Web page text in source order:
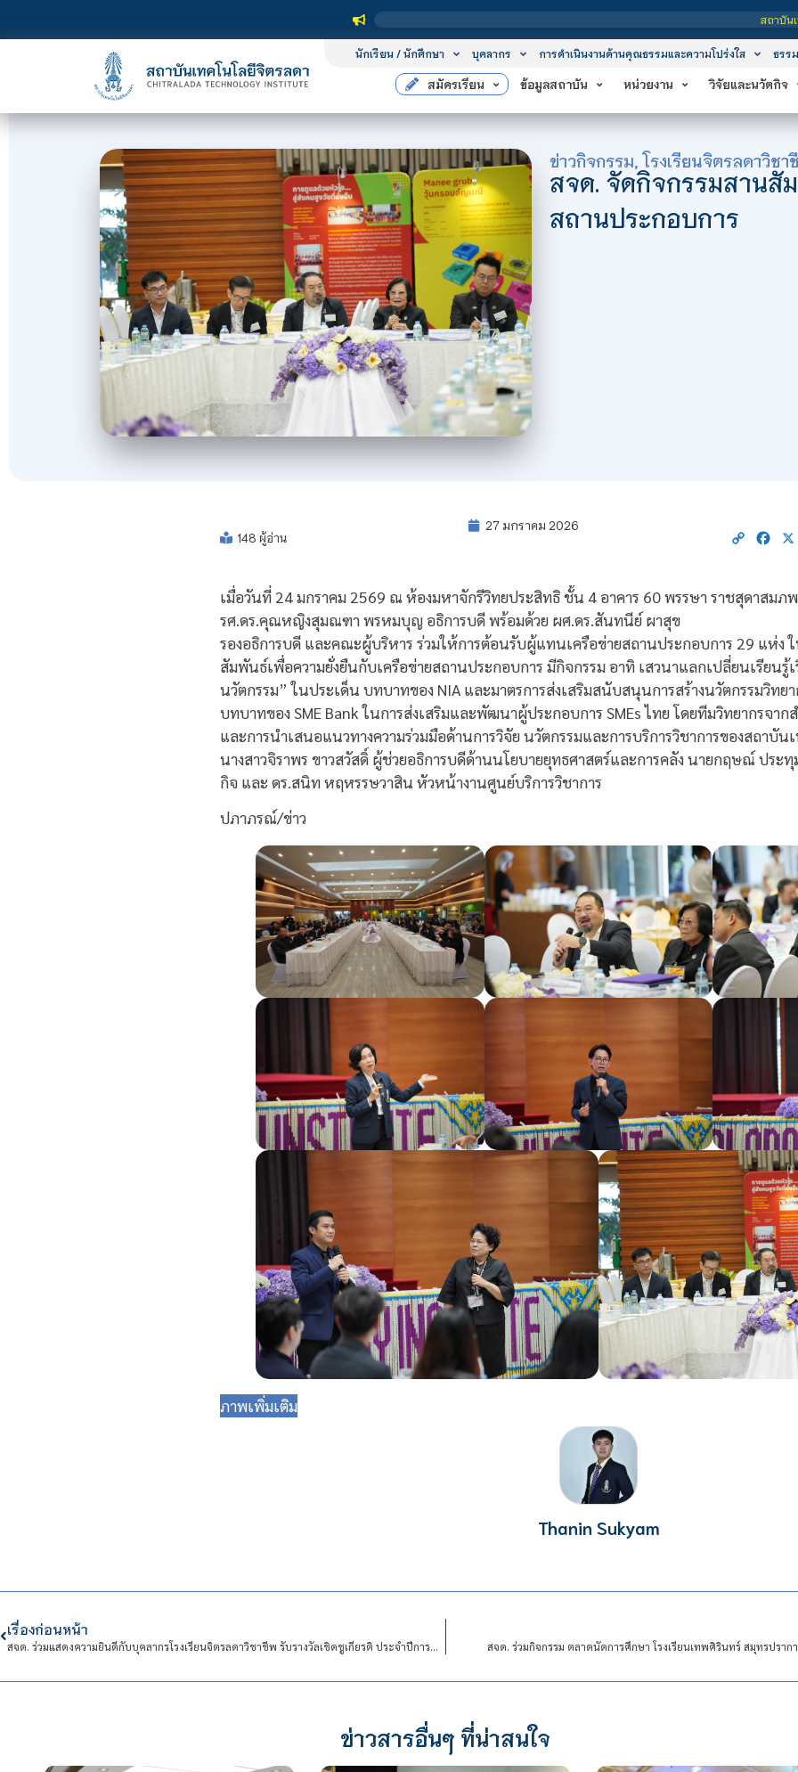
สถาบันเทคโนโลยีจิตรลดา
นักเรียน / นักศึกษา บุคลากร การดำเนินงานด้านคุณธรรมและความโปร่งใส ธรร
สมัครเรียน ข้อมูลสถาบัน หน่วยงาน วิจัยและนวัตกิจ
ข่าวกิจกรรม,โรงเรียนจิตรลดาวิชา
สจด. จัดกิจกรรมสานสั
สถานประกอบการ
148 ผู้อ่าน
27 มกราคม 2026
Copy
เมื่อวันที่ 24 มกราคม 2569 ณ ห้องมหาจักรีวิทยประสิทธิ ชั้น 4 อาคาร 60 พรรษา ราชสุดาสมภ
รศ.ดร.คุณหญิงสุมณฑา พรหมบุญ อธิการบดี พร้อมด้วย ผศ.ดร.สันทนีย์ ผาสุข
รองอธิการบดี และคณะผู้บริหาร ร่วมให้การต้อนรับผู้แทนเครือข่ายสถานประกอบการ 29 แห่ง
สัมพันธ์เพื่อความยั่งยืนกับเครือข่ายสถานประกอบการ มีกิจกรรม อาทิ เสวนาแลกเปลี่ยนเรียนรู้เ
นวัตกรรม” ในประเด็น บทบาทของ NIA และมาตรการส่งเสริมสนับสนุนการสร้างนวัตกรรมวิทยา
บทบาทของ SME Bank ในการส่งเสริมและพัฒนาผู้ประกอบการ SMEs ไทย โดยทีมวิทยากรจา
และการนำเสนอแนวทางความร่วมมือด้านการวิจัย นวัตกรรมและการบริการวิชาการของสถาบัน
นางสาวจิราพร ขาวสวัสดิ์ ผู้ช่วยอธิการบดีด้านนโยบายยุทธศาสตร์และการคลัง นายกฤษณ์ ประ
กิจ และ ดร.สนิท หฤหรรษวาสิน หัวหน้างานศูนย์บริการวิชาการ
ปภาภรณ์/ข่าว
ภาพเพิ่มเติม
Thanin Sukyam
เรื่องก่อนหน้า
สจด. ร่วมแสดงความยินดีกับบุคลากรโรงเรียนจิตรลดาวิชาชีพ รับรางวัลเชิดชูเกียรติ ประจำปีการศึกษา 2568 สจด. ร่วมกิจกรรม ตลาดนัดการศึกษา โรงเรียนเทพศิรินทร์ สมุทรปราก
ข่าวสารอื่นๆ ที่น่าสนใจ